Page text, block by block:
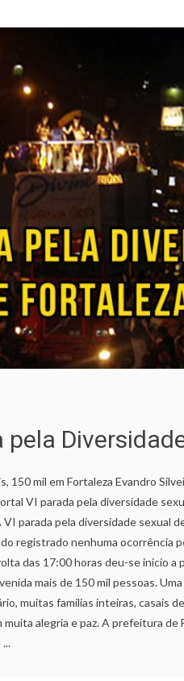
pela
150 mil em Fortaleza Evandro
VI parada pela diversidade
VI parada pela diversidade sexual
registrado nenhuma ocorrência
das 17:00 horas deu-se inicio a
mais de 150 mil pessoas.
muitas famílias inteiras, casais
alegria e paz. A prefeitura